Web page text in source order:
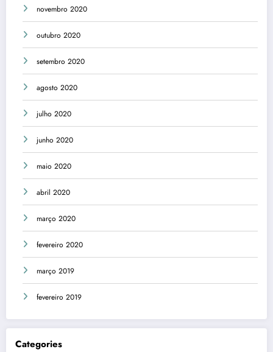
novembro 2020
outubro 2020
setembro 2020
agosto 2020
julho 2020
junho 2020
maio 2020
abril 2020
março 2020
fevereiro 2020
março 2019
fevereiro 2019
Categories